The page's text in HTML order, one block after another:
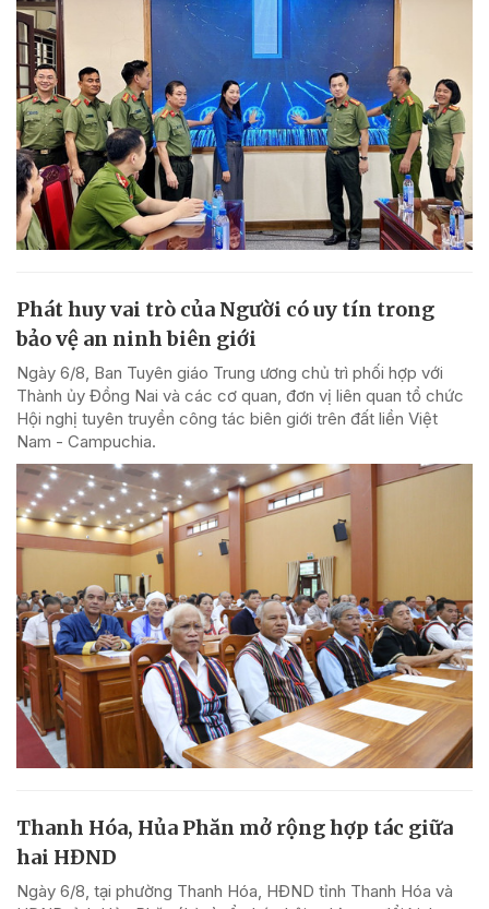
Phát huy vai trò của Người có uy tín trong
bảo vệ an ninh biên giới
Ngày 6/8, Ban Tuyên giáo Trung ương chủ trì phối hợp với
Thành ủy Đồng Nai và các cơ quan, đơn vị liên quan tổ chức
Hội nghị tuyên truyền công tác biên giới trên đất liền Việt
Nam - Campuchia.
Thanh Hóa, Hủa Phăn mở rộng hợp tác giữa
hai HĐND
Ngày 6/8, tại phường Thanh Hóa, HĐND tỉnh Thanh Hóa và